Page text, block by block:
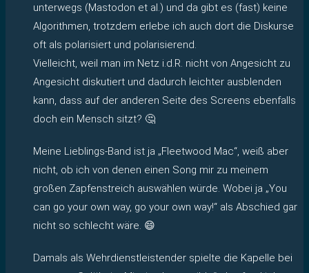
unterwegs (Mastodon et al.) und da gibt es (fast) keine
Algorithmen, trotzdem erlebe ich auch dort die Diskurse
oft als polarisiert und polarisierend.
Vielleicht, weil man im Netz i.d.R. nicht von Angesicht zu
Angesicht diskutiert und dadurch leichter ausblenden
kann, dass auf der anderen Seite des Screens ebenfalls
doch ein Mensch sitzt? 🤔
Meine Lieblings-Band ist ja „Fleetwood Mac“, weiß aber
nicht, ob ich von denen einen Song mir zu meinem
großen Zapfenstreich auswählen würde. Wobei ja „You
can go your own way, go your own way!“ als Abschied gar
nicht so schlecht wäre. 😄
Damals als Wehrdienstleistender spielte die Kapelle bei